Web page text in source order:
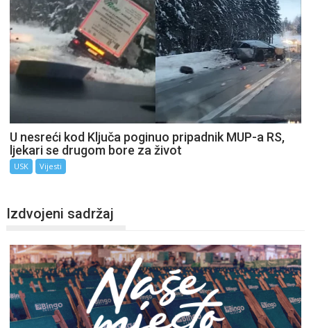
U nesreći kod Ključa poginuo pripadnik MUP-a RS,
ljekari se drugom bore za život
USK Vijesti
Izdvojeni sadržaj